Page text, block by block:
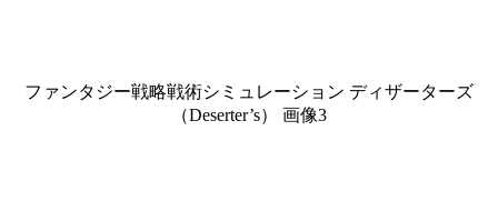
ファンタジー戦略戦術シミュレーション ディザーターズ
（Deserter’s） 画像3